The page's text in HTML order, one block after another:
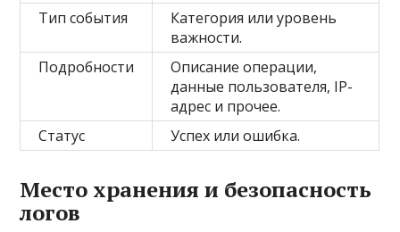
Тип события
Категория или уровень
важности.
Подробности
Описание операции,
данные пользователя, IP-
адрес и прочее.
Статус
Успех или ошибка.
Место хранения и безопасность
логов